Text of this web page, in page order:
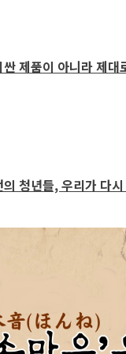
제품이 아니라 제대
청년들, 우리가 다